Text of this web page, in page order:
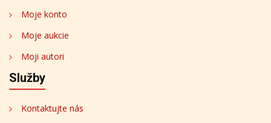
Moje konto
Moje aukcie
Moji autori
Služby
Kontaktujte nás